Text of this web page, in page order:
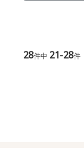
28件中 21-28件